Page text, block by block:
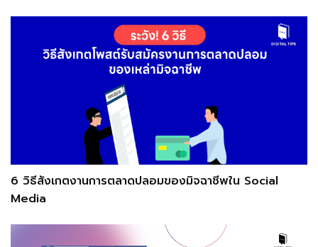
6 วิธีสังเกตงานการตลาดปลอมของมิจฉาชีพใน Social
Media